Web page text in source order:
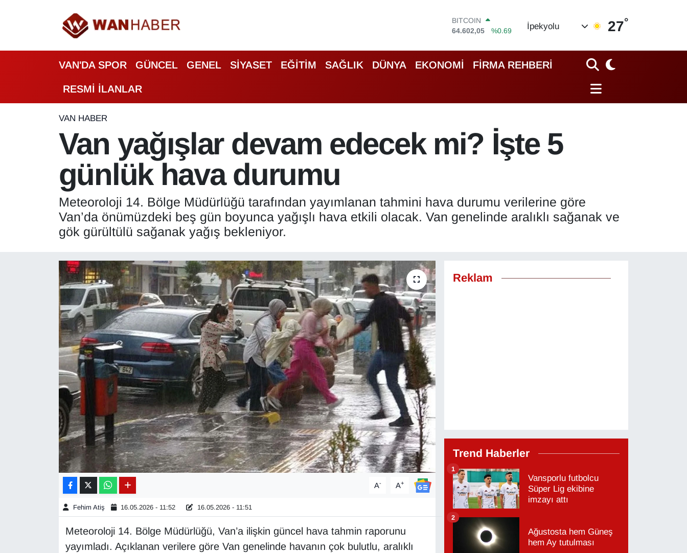
DOLAR
47,6006
%0.06
55,0250
%0.02
STERLİN
64,2398
%0.2
BİST100
64.602,05
%0.69
İpekyolu 27°
VAN'DA SPOR GÜNCEL GENEL SİYASET EĞİTİM SAĞLIK DÜNYA EKONOMİ FİRMA REHBERİ
RESMİ İLANLAR
VAN HABER
Van yağışlar devam edecek mi? İşte 5
günlük hava durumu
Meteoroloji 14. Bölge Müdürlüğü tarafından yayımlanan tahmini hava durumu verilerine göre
Van’da önümüzdeki beş gün boyunca yağışlı hava etkili olacak. Van genelinde aralıklı sağanak ve
gök gürültülü sağanak yağış bekleniyor.
A- A+
Fehim Atiş 16.05.2026 - 11:52 16.05.2026 - 11:51
Meteoroloji 14. Bölge Müdürlüğü, Van’a ilişkin güncel hava tahmin raporunu
yayımladı. Açıklanan verilere göre Van genelinde havanın çok bulutlu, aralıklı
Reklam
Trend Haberler
Vansporlu futbolcu
Süper Lig ekibine
imzayı attı
1
Ağustosta hem Güneş
hem Ay tutulması
2
ASAYİŞ
BİLİM VE TEKNOLOJİ
Biyografi
Bölge Haberleri
Deprem
Dernekler, Odalar
DÜNYA
EKONOMİ
Eleman
En çok konuşulanlar
GENEL
HABERDE İNSAN
Van Nöbetçi Eczaneler
Van Hava Durumu
Van Namaz Vakitleri
Van Trafik Yoğunluk Haritası
Süper Lig Puan Durumu ve Fikstür
Tüm Manşetler
Son Dakika Haberleri
Haber Arşivi